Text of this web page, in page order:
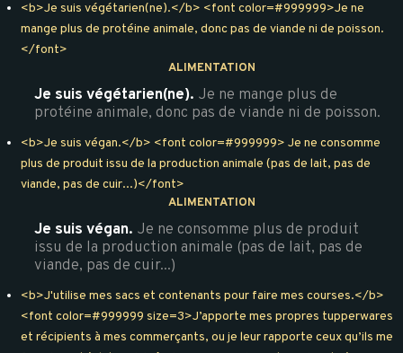
<b>Je suis végétarien(ne).</b> <font color=#999999>Je ne
mange plus de protéine animale, donc pas de viande ni de poisson.
</font>
ALIMENTATION
Je suis végétarien(ne). Je ne mange plus de
protéine animale, donc pas de viande ni de poisson.
<b>Je suis végan.</b> <font color=#999999> Je ne consomme
plus de produit issu de la production animale (pas de lait, pas de
viande, pas de cuir...)</font>
ALIMENTATION
Je suis végan. Je ne consomme plus de produit
issu de la production animale (pas de lait, pas de
viande, pas de cuir...)
<b>J'utilise mes sacs et contenants pour faire mes courses.</b>
<font color=#999999 size=3>J’apporte mes propres tupperwares
et récipients à mes commerçants, ou je leur rapporte ceux qu’ils me